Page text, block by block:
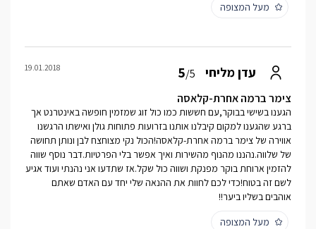
מעל המצופה
עדן מליחי 5/5
19.01.2018
צימר ברמה אחרת-קלאסה
הגענו בשישי בבוקר,עם חששות כמו כול זוג שמזמין חופשה באינטרנט אך
ברגע שהגענו למקום קיבלנו אותנו בזרועות פתוחות גולן ואישתו הרגשנו
אווירה של צימר ברמה אחרת-קלאסה!הכול נקי מצוחצח לבן ונותן תחושה
של שלווה.נהננו מהנוף מהשירות ואיך אפשר בלי הפרטיות.דבר נוסף שווה
להזמין ארוחת בוקר מפנקת ושווה כול שקל.אז שתדעו אני נהנתי ועוד אגיע
לשם זה בטוח!כדי לכם לחוות את ההנאה שלי יחד עם האדם שאתם
אוהבים בשליו ביער!!
מעל המצופה